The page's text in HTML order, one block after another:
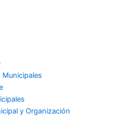
Municipales
y Organización